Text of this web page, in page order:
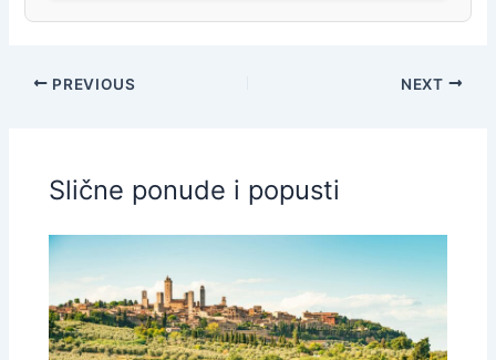
PREVIOUS NEXT
Slične ponude i popusti